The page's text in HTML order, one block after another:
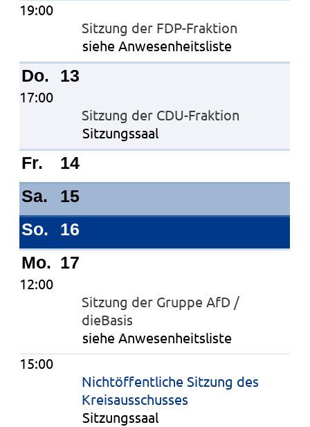
19:00
Sitzung der FDP-Fraktion
siehe Anwesenheitsliste
Do. 13
17:00
Sitzung der CDU-Fraktion
Sitzungssaal
Fr.
14
Sa.
15
So.
16
Mo. 17
12:00
Sitzung der Gruppe AfD /
dieBasis
siehe Anwesenheitsliste
15:00
Nichtöffentliche Sitzung des
Kreisausschusses
Sitzungssaal